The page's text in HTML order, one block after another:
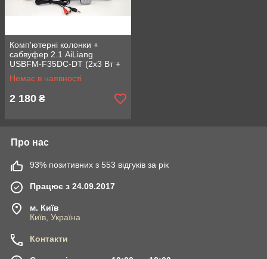
Комп'ютерні колонки +
сабвуфер 2.1 AiLiang
USBFM-F35DC-DT (2x3 Вт +
10 Вт)
Немає в наявності
2 180 ₴
Про нас
93% позитивних з 553 відгуків за рік
Працює з 24.09.2017
м. Київ
Київ, Україна
Контакти